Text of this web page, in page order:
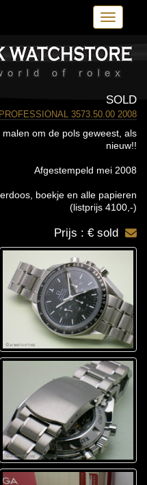
Toggle
SOLD
3573.50.00 2008
om de pols geweest, als
nieuw!!
Afgestempeld mei 2008
boekje en alle papieren
(listprijs 4100,-)
Prijs : € sold